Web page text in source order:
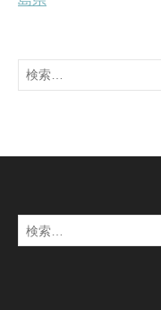
検
索:
検
索: